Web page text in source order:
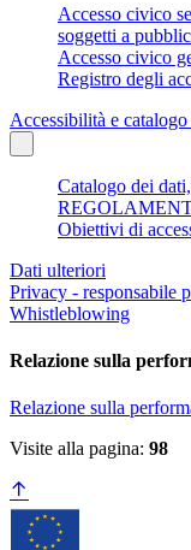
Accesso civico
soggetti a
Accesso civico
Registro degli
Accessibilità e
Catalogo dei
Obiettivi di
Dati ulteriori
Privacy - responsabile
Whistleblowing
Relazione sulla
Relazione sulla
Visite alla pagina: 98